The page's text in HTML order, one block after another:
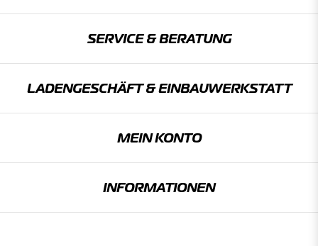
SERVICE & BERATUNG
LADENGESCHÄFT & EINBAU­WERKSTATT
MEIN KONTO
INFORMATIONEN